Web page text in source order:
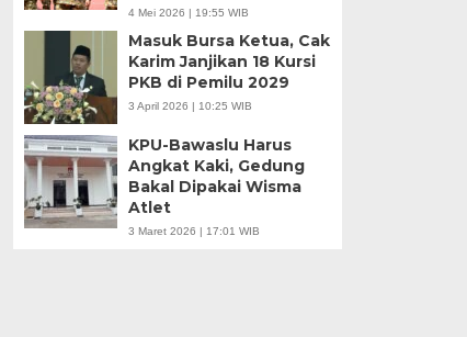
4 Mei 2026 | 19:55 WIB
Masuk Bursa Ketua, Cak
Karim Janjikan 18 Kursi
PKB di Pemilu 2029
3 April 2026 | 10:25 WIB
KPU-Bawaslu Harus
Angkat Kaki, Gedung
Bakal Dipakai Wisma
Atlet
3 Maret 2026 | 17:01 WIB